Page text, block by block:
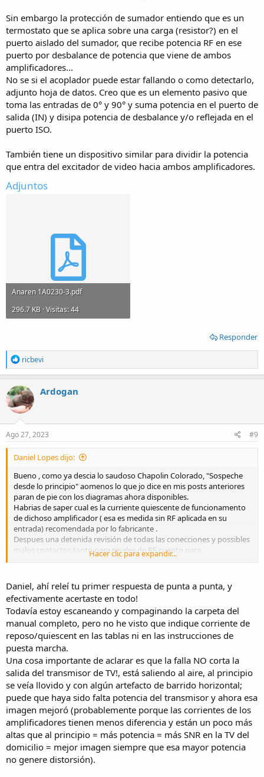
Sin embargo la protección de sumador entiendo que es un
termostato que se aplica sobre una carga (resistor?) en el
puerto aislado del sumador, que recibe potencia RF en ese
puerto por desbalance de potencia que viene de ambos
amplificadores...
No se si el acoplador puede estar fallando o como detectarlo,
adjunto hoja de datos. Creo que es un elemento pasivo que
toma las entradas de 0° y 90° y suma potencia en el puerto de
salida (IN) y disipa potencia de desbalance y/o reflejada en el
puerto ISO.
También tiene un dispositivo similar para dividir la potencia
que entra del excitador de video hacia ambos amplificadores.
Adjuntos
Anaren 1A0230-3.pdf
296.7 KB · Visitas: 44
Responder
R
e
a
c
t
i
o
n
s
ricbevi
Ardogan
Ago 27, 2023 #9
Daniel Lopes dijo:
Bueno , como ya descia lo saudoso Chapolin Colorado, "Sospeche
desde lo principio" aomenos lo que jo dice en mis posts anteriores
paran de pie con los diagramas ahora disponibles.
Habrias de saper cual es la curriente quiescente de funcionamento
de dichoso amplificador ( esa es medida sin RF aplicada en su
entrada) recomendada por lo fabricante .
Despues una detenida revisión de todas las conecciones y possibles
malos contactos tanto para sinales de RF cuanto para
Hacer clic para expandir...
Daniel, ahí releí tu primer respuesta de punta a punta, y
efectivamente acertaste en todo!
Todavía estoy escaneando y compaginando la carpeta del
manual completo, pero no he visto que indique corriente de
reposo/quiescent en las tablas ni en las instrucciones de
puesta marcha.
Una cosa importante de aclarar es que la falla NO corta la
salida del transmisor de TV!, está saliendo al aire, al principio
se veía llovido y con algún artefacto de barrido horizontal;
puede que haya sido falta potencia del transmisor y ahora esa
imagen mejoró (probablemente porque las corrientes de los
amplificadores tienen menos diferencia y están un poco más
altas que al principio = más potencia = más SNR en la TV del
domicilio = mejor imagen siempre que esa mayor potencia
no genere distorsión).